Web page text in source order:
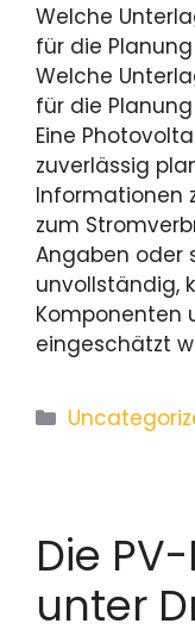
Welche
für die
Welche
für die
Eine
zuverlässig
Informationen
zum
Angaben oder
unvollständig,
Komponenten
eingeschätzt
Die
unter